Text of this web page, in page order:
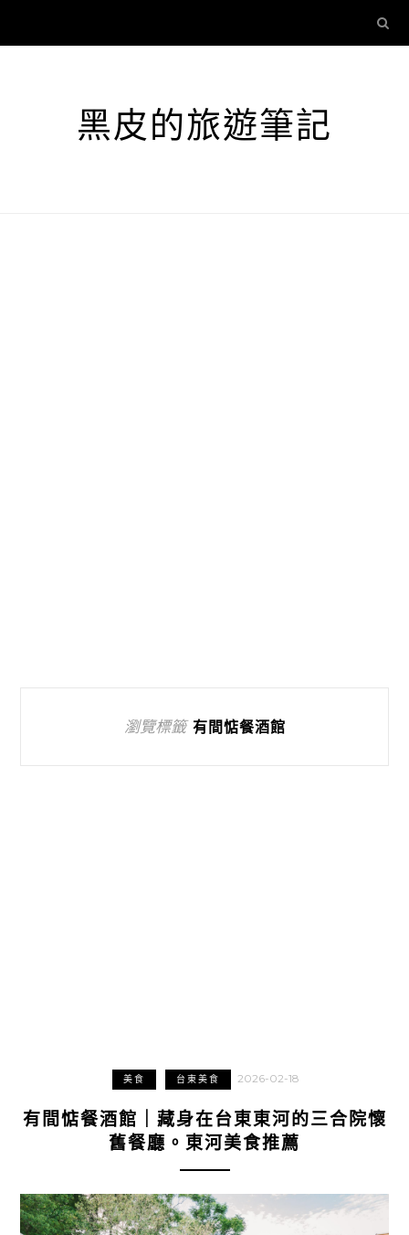
黑皮的旅遊筆記
瀏覽標籤 有間惦餐酒館
美食 台東美食 2026-02-18
有間惦餐酒館｜藏身在台東東河的三合院懷
舊餐廳。東河美食推薦